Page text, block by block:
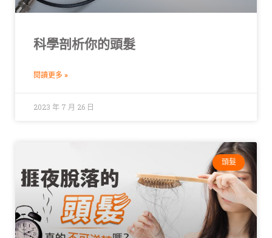
科學剖析你的頭髮
閱讀更多 »
2023 年 7 月 26 日
頭髮